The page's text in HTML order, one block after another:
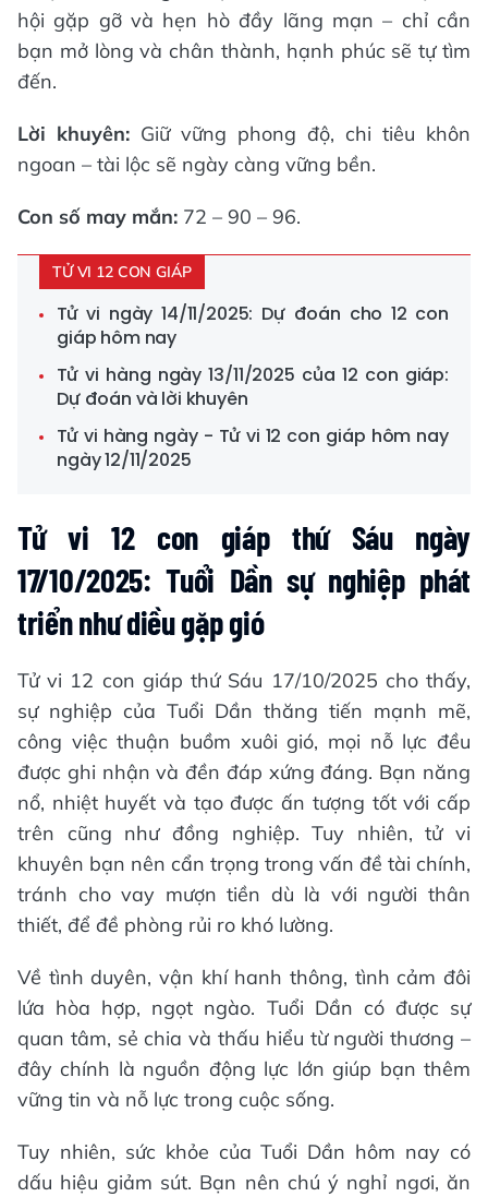
hội gặp gỡ và hẹn hò đầy lãng mạn – chỉ cần
bạn mở lòng và chân thành, hạnh phúc sẽ tự tìm
đến.
Lời khuyên: Giữ vững phong độ, chi tiêu khôn
ngoan – tài lộc sẽ ngày càng vững bền.
Con số may mắn: 72 – 90 – 96.
TỬ VI 12 CON GIÁP
Tử vi ngày 14/11/2025: Dự đoán cho 12 con
giáp hôm nay
Tử vi hàng ngày 13/11/2025 của 12 con giáp:
Dự đoán và lời khuyên
Tử vi hàng ngày - Tử vi 12 con giáp hôm nay
ngày 12/11/2025
Tử vi 12 con giáp thứ Sáu ngày
17/10/2025: Tuổi Dần sự nghiệp phát
triển như diều gặp gió
Tử vi 12 con giáp thứ Sáu 17/10/2025 cho thấy,
sự nghiệp của Tuổi Dần thăng tiến mạnh mẽ,
công việc thuận buồm xuôi gió, mọi nỗ lực đều
được ghi nhận và đền đáp xứng đáng. Bạn năng
nổ, nhiệt huyết và tạo được ấn tượng tốt với cấp
trên cũng như đồng nghiệp. Tuy nhiên, tử vi
khuyên bạn nên cẩn trọng trong vấn đề tài chính,
tránh cho vay mượn tiền dù là với người thân
thiết, để đề phòng rủi ro khó lường.
Về tình duyên, vận khí hanh thông, tình cảm đôi
lứa hòa hợp, ngọt ngào. Tuổi Dần có được sự
quan tâm, sẻ chia và thấu hiểu từ người thương –
đây chính là nguồn động lực lớn giúp bạn thêm
vững tin và nỗ lực trong cuộc sống.
Tuy nhiên, sức khỏe của Tuổi Dần hôm nay có
dấu hiệu giảm sút. Bạn nên chú ý nghỉ ngơi, ăn